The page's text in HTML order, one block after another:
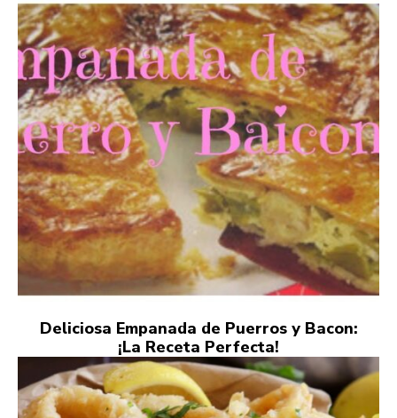
Deliciosa Empanada de Puerros y Bacon:
¡La Receta Perfecta!